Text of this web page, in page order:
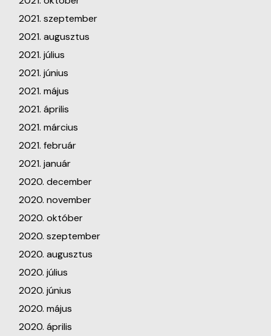
2021. szeptember
2021. augusztus
2021. július
2021. június
2021. május
2021. április
2021. március
2021. február
2021. január
2020. december
2020. november
2020. október
2020. szeptember
2020. augusztus
2020. július
2020. június
2020. május
2020. április